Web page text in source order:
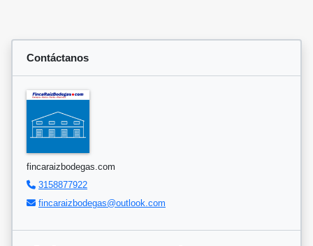
Contáctanos
fincaraizbodegas.com
3158877922
fincaraizbodegas@outlook.com